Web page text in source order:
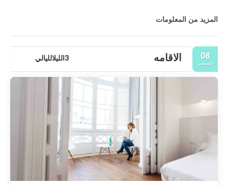
المزيد من المعلومات
08
ديسمبر الاقامه 3الليلالليالي